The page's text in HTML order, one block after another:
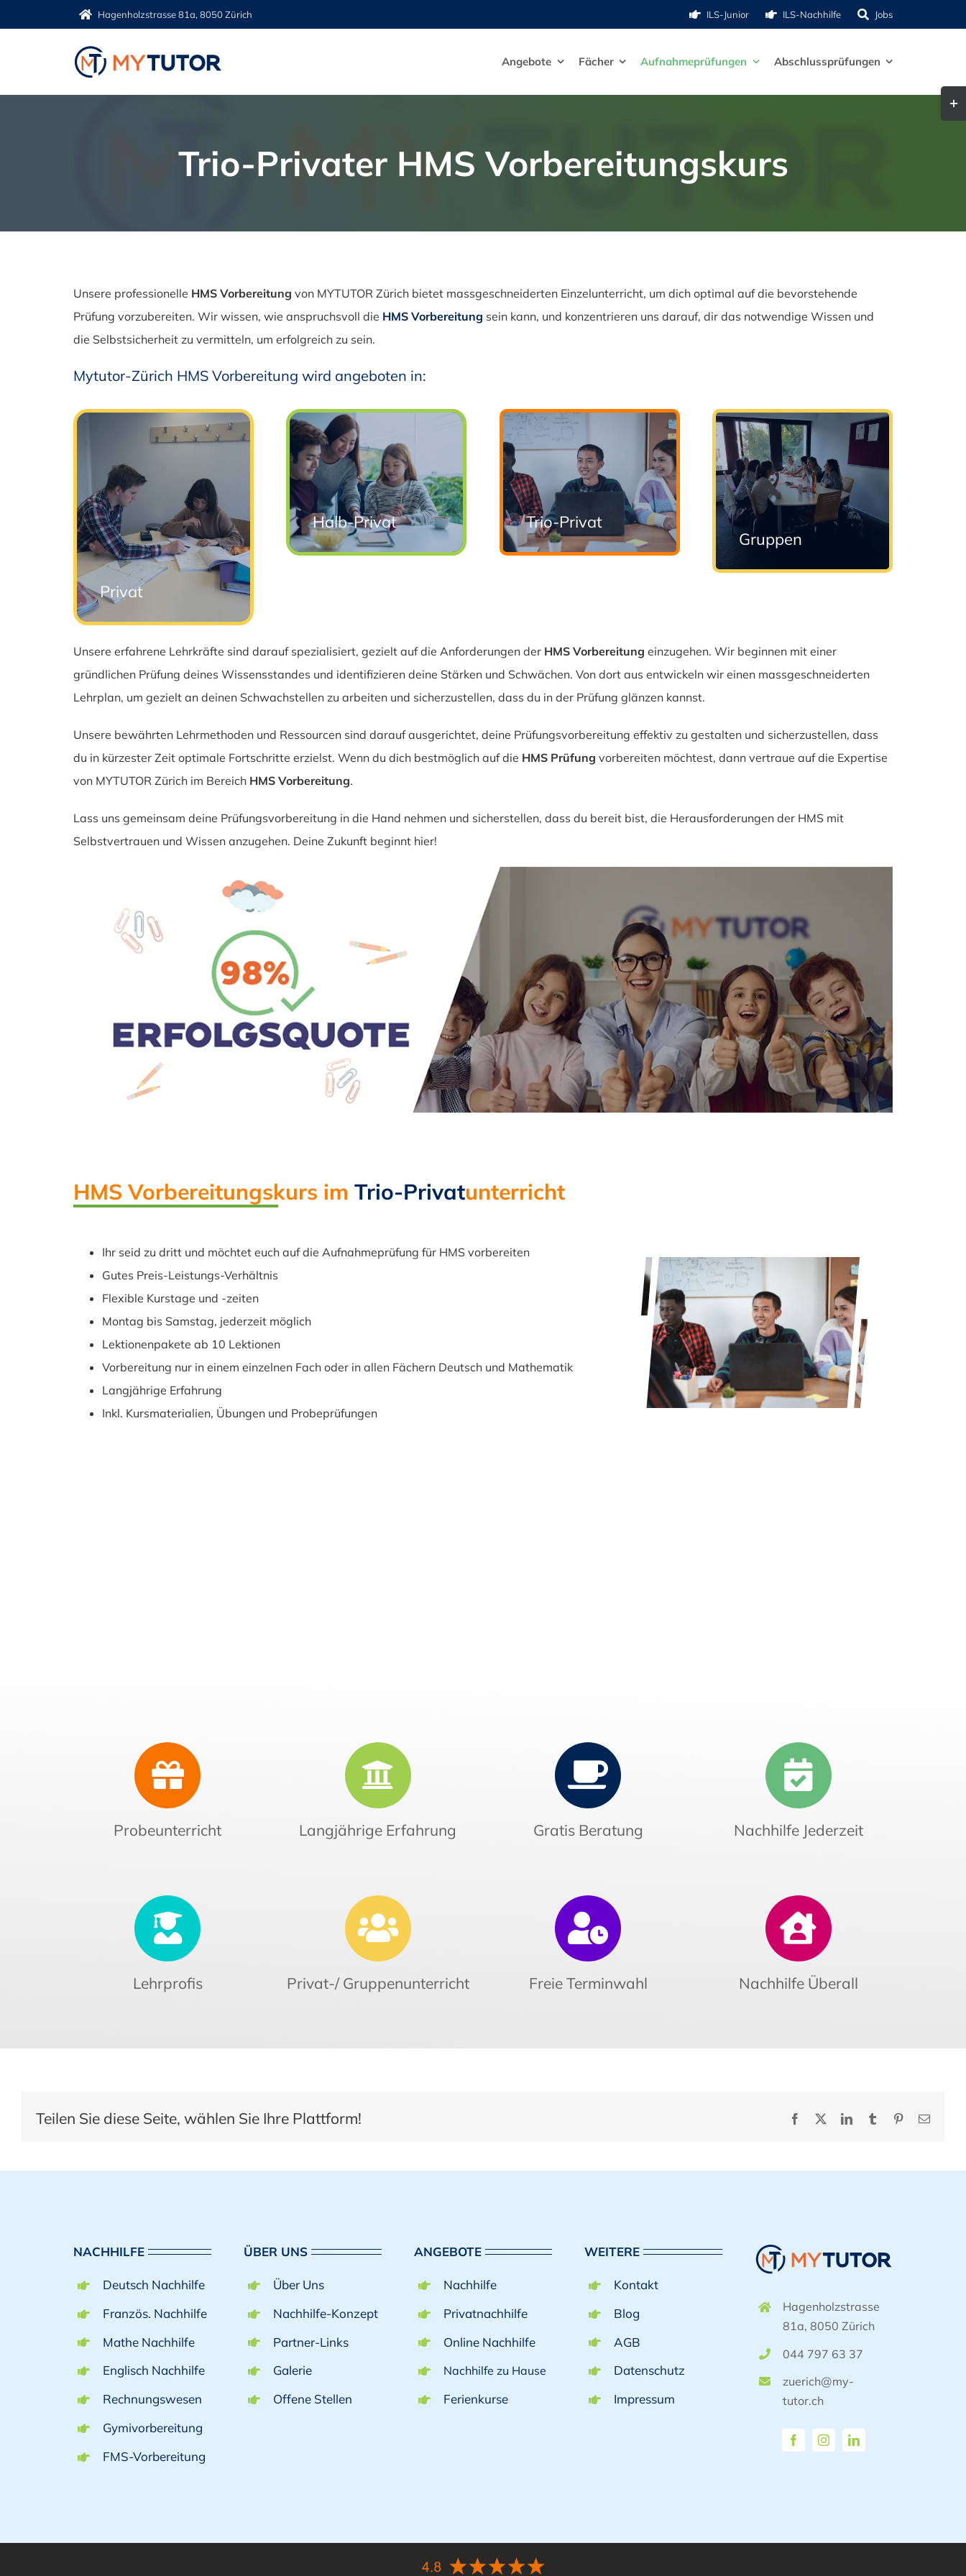
Hagenholzstrasse 81a, 8050 Zürich ILS-Junior ILS-Nachhilfe Jobs
Angebote Fächer Aufnahmeprüfungen Abschlussprüfungen
Trio-Privater HMS Vorbereitungskurs
Unsere professionelle HMS Vorbereitung von MYTUTOR Zürich bietet massgeschneiderten Einzelunterricht, um dich optimal auf die bevorstehende
Prüfung vorzubereiten. Wir wissen, wie anspruchsvoll die HMS Vorbereitung sein kann, und konzentrieren uns darauf, dir das notwendige Wissen und
die Selbstsicherheit zu vermitteln, um erfolgreich zu sein.
Mytutor-Zürich HMS Vorbereitung wird angeboten in:
Privat
Halb-Privat
Trio-Privat
Gruppen
Unsere erfahrene Lehrkräfte sind darauf spezialisiert, gezielt auf die Anforderungen der HMS Vorbereitung einzugehen. Wir beginnen mit einer
gründlichen Prüfung deines Wissensstandes und identifizieren deine Stärken und Schwächen. Von dort aus entwickeln wir einen massgeschneiderten
Lehrplan, um gezielt an deinen Schwachstellen zu arbeiten und sicherzustellen, dass du in der Prüfung glänzen kannst.
Unsere bewährten Lehrmethoden und Ressourcen sind darauf ausgerichtet, deine Prüfungsvorbereitung effektiv zu gestalten und sicherzustellen, dass
du in kürzester Zeit optimale Fortschritte erzielst. Wenn du dich bestmöglich auf die HMS Prüfung vorbereiten möchtest, dann vertraue auf die Expertise
von MYTUTOR Zürich im Bereich HMS Vorbereitung.
Lass uns gemeinsam deine Prüfungsvorbereitung in die Hand nehmen und sicherstellen, dass du bereit bist, die Herausforderungen der HMS mit
Selbstvertrauen und Wissen anzugehen. Deine Zukunft beginnt hier!
HMS Vorbereitungskurs im Trio-Privatunterricht
Ihr seid zu dritt und möchtet euch auf die Aufnahmeprüfung für HMS vorbereiten
Gutes Preis-Leistungs-Verhältnis
Flexible Kurstage und -zeiten
Montag bis Samstag, jederzeit möglich
Lektionenpakete ab 10 Lektionen
Vorbereitung nur in einem einzelnen Fach oder in allen Fächern Deutsch und Mathematik
Langjährige Erfahrung
Inkl. Kursmaterialien, Übungen und Probeprüfungen
Probeunterricht Langjährige Erfahrung Gratis Beratung Nachhilfe Jederzeit
Lehrprofis Privat-/ Gruppenunterricht Freie Terminwahl Nachhilfe Überall
Teilen Sie diese Seite, wählen Sie Ihre Plattform! Facebook LinkedInTumblr Pinterest
E-
NACHHILFE
Deutsch Nachhilfe
Französ. Nachhilfe
Mathe Nachhilfe
Englisch Nachhilfe
Rechnungswesen
Gymivorbereitung
FMS-Vorbereitung
ÜBER UNS
Über Uns
Nachhilfe-Konzept
Partner-Links
Galerie
Offene Stellen
ANGEBOTE
Nachhilfe
Privatnachhilfe
Online Nachhilfe
Nachhilfe zu Hause
Ferienkurse
WEITERE
Kontakt
Blog
AGB
Datenschutz
Impressum
Hagenholzstrasse
81a, 8050 Zürich
044 797 63 37
zuerich@my-
tutor.ch